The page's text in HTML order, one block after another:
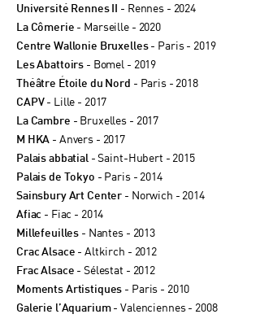
Université Rennes II - Rennes - 2024
La Cômerie - Marseille - 2020
Centre Wallonie Bruxelles - Paris - 2019
Les Abattoirs - Bomel - 2019
Théâtre Étoile du Nord - Paris - 2018
CAPV- Lille - 2017
La Cambre - Bruxelles - 2017
M HKA - Anvers - 2017
Palais abbatial - Saint-Hubert - 2015
Palais de Tokyo - Paris - 2014
Sainsbury Art Center - Norwich - 2014
Afiac - Fiac - 2014
Millefeuilles - Nantes - 2013
Crac Alsace - Altkirch - 2012
Frac Alsace - Sélestat - 2012
Moments Artistiques - Paris - 2010
Galerie l’Aquarium- Valenciennes - 2008